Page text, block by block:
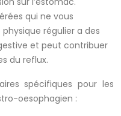
qui ne vous
régulier a des
et peut contribuer
du reflux.
spécifiques pour les
oesophagien :